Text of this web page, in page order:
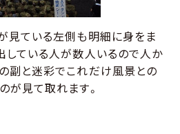
見ている左側も明細に身をま
している人が数人いるので人か
副と迷彩でこれだけ風景との
が見て取れます。